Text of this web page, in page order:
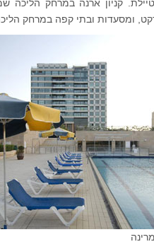
קניון ארנה במרחק הליכה
ומסעדות ובתי קפה במרחק